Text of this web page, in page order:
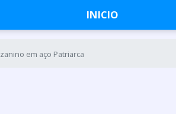
INICIO
em aço Patriarca